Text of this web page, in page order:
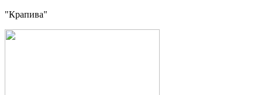
"Крапива"